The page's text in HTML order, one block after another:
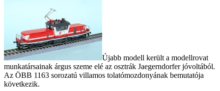
Újabb modell került a modellrovat
munkatársainak árgus szeme elé az osztrák Jaegerndorfer jóvoltából.
Az ÖBB 1163 sorozatú villamos tolatómozdonyának bemutatója
következik.